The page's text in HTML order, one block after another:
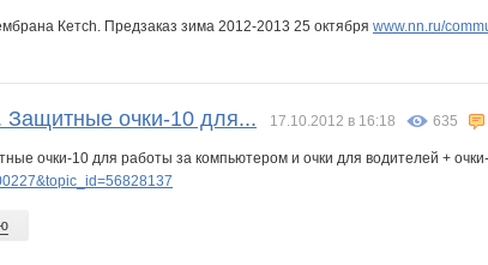
Кетch. Предзаказ зима 2012-2013 25 октября www.nn.ru/
Защитные очки-10 для... 17.10.2012 в 16:18 635
очки-10 для работы за компьютером и очки для водителей +